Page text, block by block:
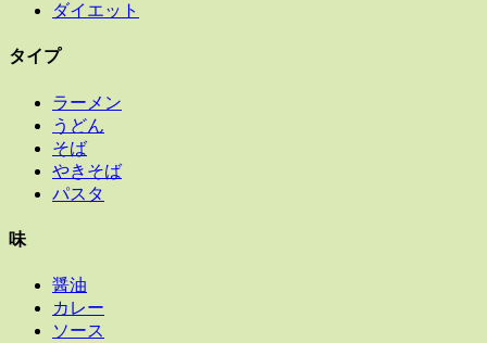
ダイエット
タイプ
ラーメン
うどん
そば
やきそば
パスタ
味
醤油
カレー
ソース